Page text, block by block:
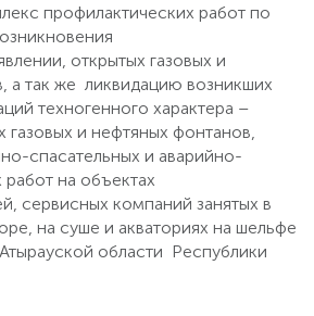
профилактических работ по
открытых газовых и
а так же ликвидацию возникших
техногенного характера –
и нефтяных фонтанов,
спасательных и аварийно-
на объектах
сервисных компаний занятых в
на суше и акваториях на шельфе
области Республики